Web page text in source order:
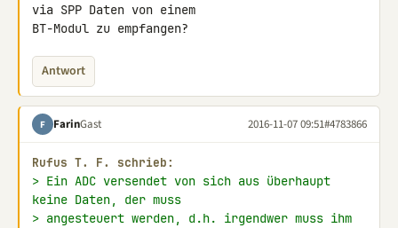
via SPP Daten von einem
BT-Modul zu empfangen?
Antwort
F FarinGast 2016-11-07 09:51#4783866
Rufus Τ. F. schrieb:
> Ein ADC versendet von sich aus überhaupt
keine Daten, der muss
> angesteuert werden, d.h. irgendwer muss ihm